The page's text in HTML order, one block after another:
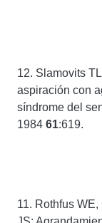
12. Slamovits
aspiración con
síndrome del
1984 61:619.
11. Rothfus